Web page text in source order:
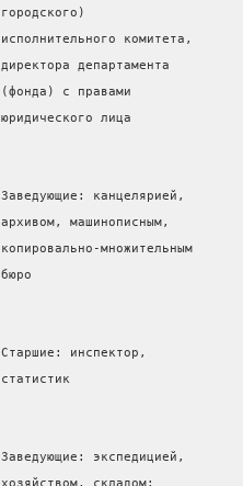
городского)
исполнительного комитета,
директора департамента
(фонда) с правами
юридического лица
Заведующие: канцелярией,
архивом, машинописным,
копировально-множительным
бюро
Старшие: инспектор,
статистик
Заведующие: экспедицией,